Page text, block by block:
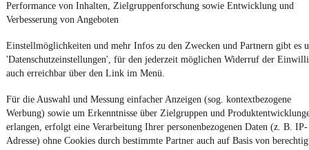
Performance von Inhalten, Zielgruppenforschung sowie Entwicklung und
Verbesserung von Angeboten
Einstellmöglichkeiten und mehr Infos zu den Zwecken und Partnern gibt es
'Datenschutzeinstellungen', für den jederzeit möglichen Widerruf der
auch erreichbar über den Link im Menü.
Für die Auswahl und Messung einfacher Anzeigen (sog. kontextbezogene
Werbung) sowie um Erkenntnisse über Zielgruppen und
erlangen, erfolgt eine Verarbeitung Ihrer personenbezogenen Daten (z. B. IP-
Adresse) ohne Cookies durch bestimmte Partner auch auf Basis von
Erklärung zur Barrierefreiheit
Powered by
ObNeuwagen ,GebrauchtwagenoderLeasing-Angebote: Alle
Fahrzeuge gibt es bei mobile.de